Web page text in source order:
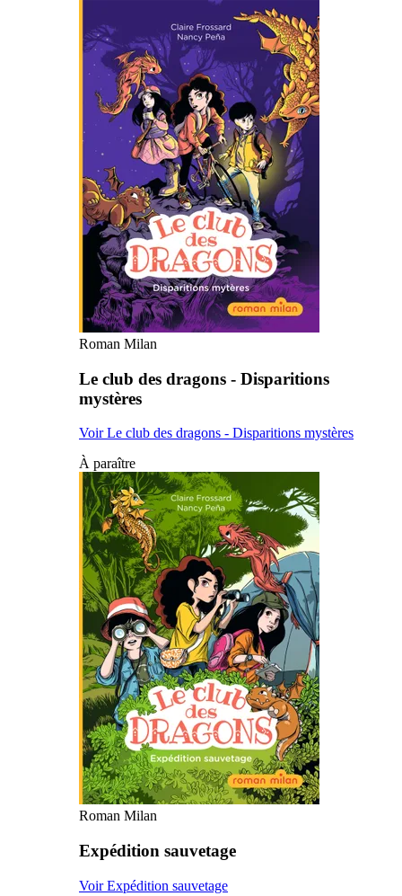
Roman Milan
Le club des dragons - Disparitions
mystères
Voir Le club des dragons - Disparitions mystères
À paraître
Roman Milan
Expédition sauvetage
Voir Expédition sauvetage